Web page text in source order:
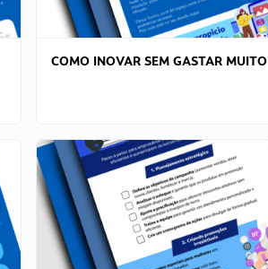
COMO INOVAR SEM GASTAR MUITO